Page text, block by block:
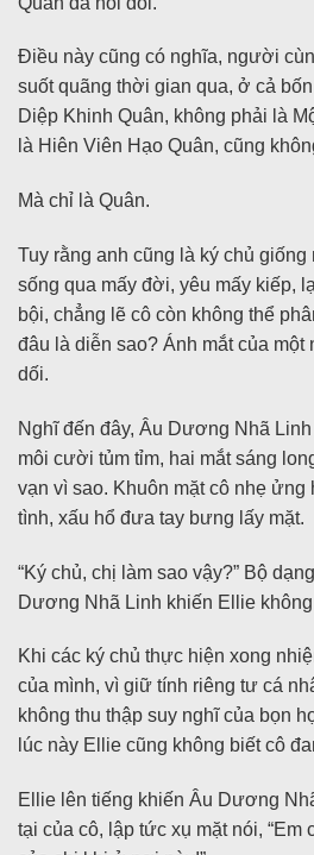
Điều này cũng có nghĩa, người
suốt quãng thời gian qua, ở cả
Diệp Khinh Quân, không phải là
là Hiên Viên Hạo Quân, cũng
Mà chỉ là Quân.
Tuy rằng anh cũng là ký chủ
sống qua mấy đời, yêu mấy kiếp,
bội, chẳng lẽ cô còn không thể
đâu là diễn sao? Ánh mắt của
dối.
Nghĩ đến đây, Âu Dương Nhã
môi cười tủm tỉm, hai mắt sáng
vạn vì sao. Khuôn mặt cô nhẹ ửng
tình, xấu hổ đưa tay bưng lấy mặt.
“Ký chủ, chị làm sao vậy?” Bộ
Dương Nhã Linh khiến Ellie
Khi các ký chủ thực hiện xong
của mình, vì giữ tính riêng tư cá
không thu thập suy nghĩ của bọn
lúc này Ellie cũng không biết cô
Ellie lên tiếng khiến Âu Dương
tại của cô, lập tức xụ mặt nói, “Em